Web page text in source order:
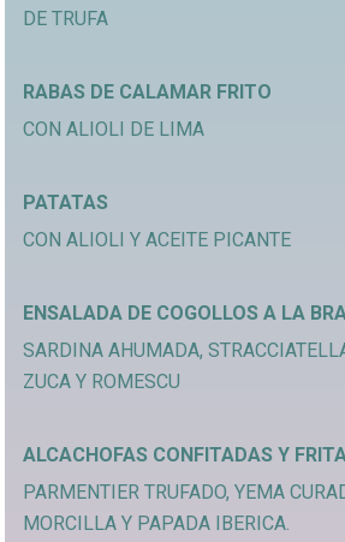
DE TRUFA
RABAS DE CALAMAR FRITO
CON ALIOLI DE LIMA
PATATAS
CON ALIOLI Y ACEITE PICANTE
ENSALADA DE COGOLLOS A LA
SARDINA AHUMADA,
ZUCA Y ROMESCU
ALCACHOFAS CONFITADAS Y
PARMENTIER TRUFADO, YEMA
MORCILLA Y PAPADA IBERICA.